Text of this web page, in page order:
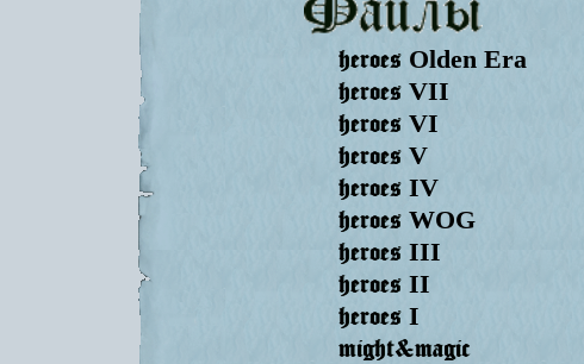
heroes Olden Era
heroes VII
heroes VI
heroes V
heroes IV
heroes WOG
heroes III
heroes II
heroes I
might&magic